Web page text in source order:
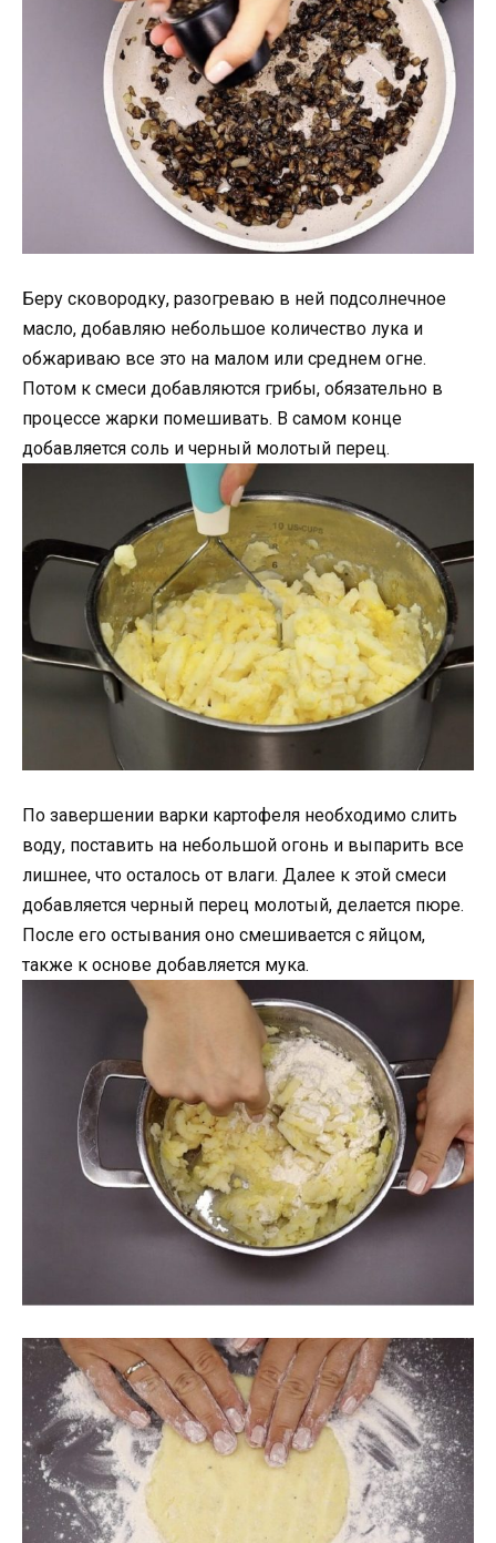
Беру сковородку, разогреваю в ней подсолнечное
масло, добавляю небольшое количество лука и
обжариваю все это на малом или среднем огне.
Потом к смеси добавляются грибы, обязательно в
процессе жарки помешивать. В самом конце
добавляется соль и черный молотый перец.
По завершении варки картофеля необходимо слить
воду, поставить на небольшой огонь и выпарить все
лишнее, что осталось от влаги. Далее к этой смеси
добавляется черный перец молотый, делается пюре.
После его остывания оно смешивается с яйцом,
также к основе добавляется мука.